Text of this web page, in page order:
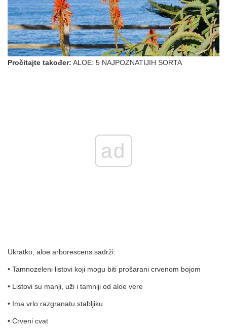
Pročitajte također: ALOE: 5 NAJPOZNATIJIH SORTA
ad
Ukratko, aloe arborescens sadrži:
• Tamnozeleni listovi koji mogu biti prošarani crvenom bojom
• Listovi su manji, uži i tamniji od aloe vere
• Ima vrlo razgranatu stabljiku
• Crveni cvat